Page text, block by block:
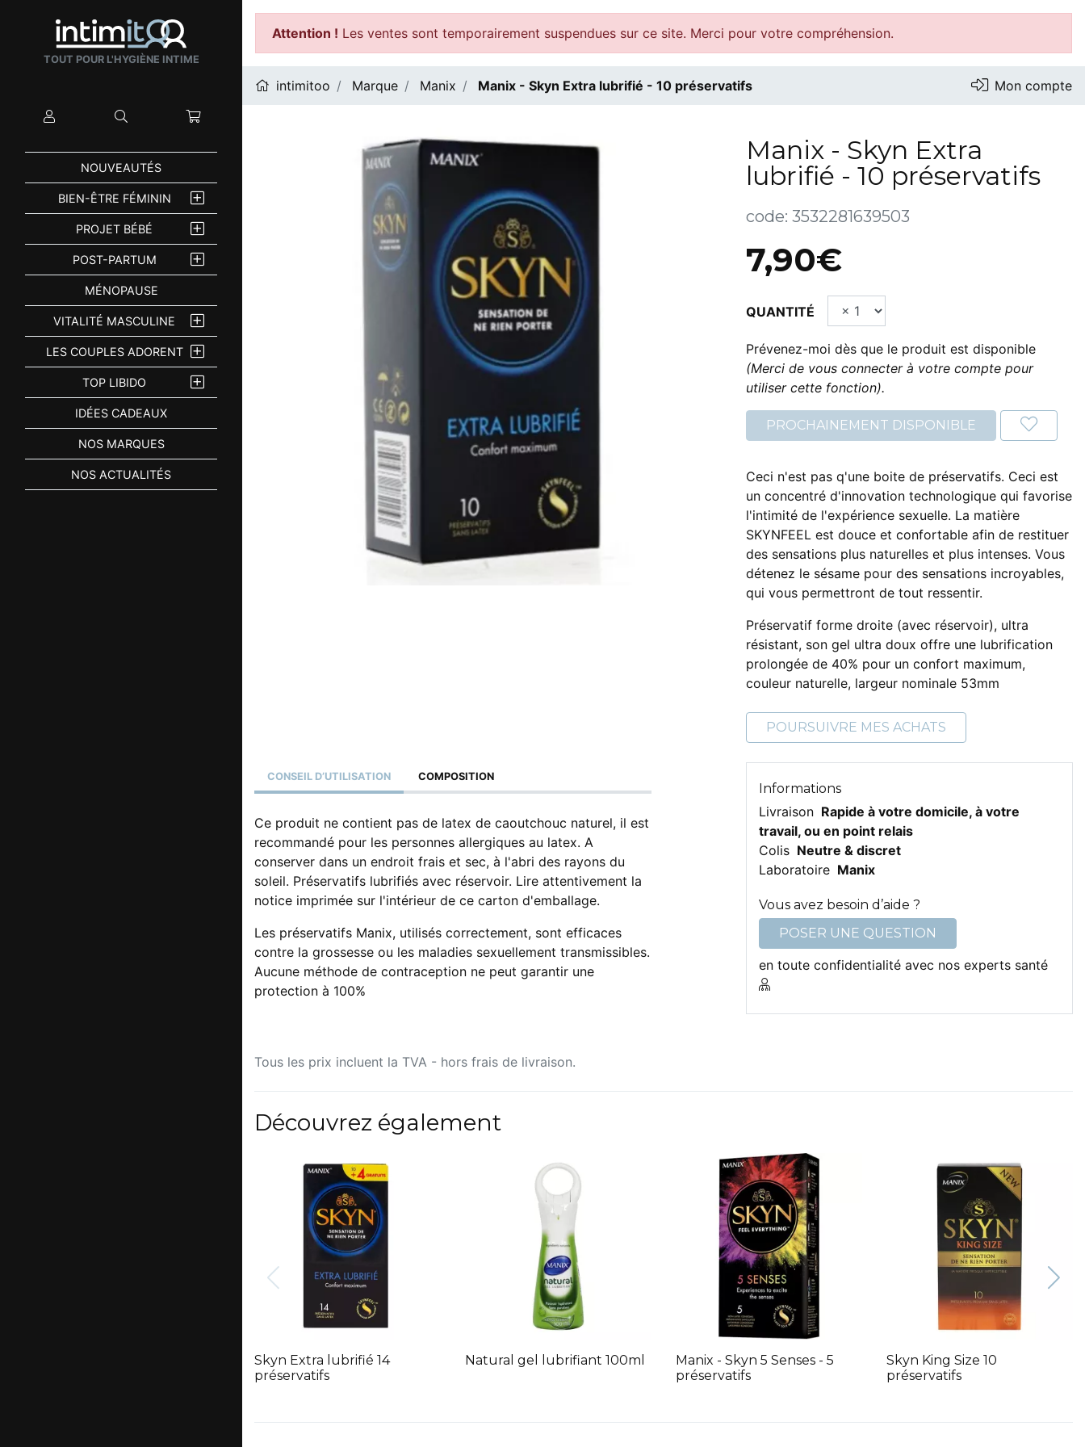
TOUT POUR L'HYGIÈNE INTIME
Mon compte Rechercher Mon panier
NOUVEAUTÉS
BIEN-ÊTRE FÉMININ
PROJET BÉBÉ
POST-PARTUM
MÉNOPAUSE
VITALITÉ MASCULINE
LES COUPLES ADORENT
TOP LIBIDO
IDÉES CADEAUX
NOS MARQUES
NOS ACTUALITÉS
Attention ! Les ventes sont temporairement suspendues sur ce site. Merci pour votre compréhension.
intimitoo Marque Manix Manix - Skyn Extra lubrifié - 10 préservatifs Mon compte
Manix - Skyn Extra
lubrifié - 10 préservatifs
code: 3532281639503
7,90€
QUANTITÉ
Prévenez-moi dès que le produit est disponible
(Merci de vous connecter à votre compte pour
utiliser cette fonction).
PROCHAINEMENT DISPONIBLE
Ceci n'est pas q'une boite de préservatifs. Ceci est
un concentré d'innovation technologique qui favorise
l'intimité de l'expérience sexuelle. La matière
SKYNFEEL est douce et confortable afin de restituer
des sensations plus naturelles et plus intenses. Vous
détenez le sésame pour des sensations incroyables,
qui vous permettront de tout ressentir.
Préservatif forme droite (avec réservoir), ultra
résistant, son gel ultra doux offre une lubrification
prolongée de 40% pour un confort maximum,
couleur naturelle, largeur nominale 53mm
POURSUIVRE MES ACHATS
CONSEIL D’UTILISATION COMPOSITION
Ce produit ne contient pas de latex de caoutchouc naturel, il est
recommandé pour les personnes allergiques au latex. A
conserver dans un endroit frais et sec, à l'abri des rayons du
soleil. Préservatifs lubrifiés avec réservoir. Lire attentivement la
notice imprimée sur l'intérieur de ce carton d'emballage.
Les préservatifs Manix, utilisés correctement, sont efficaces
contre la grossesse ou les maladies sexuellement transmissibles.
Aucune méthode de contraception ne peut garantir une
protection à 100%
Informations
Livraison Rapide à votre domicile, à votre
travail, ou en point relais
Colis Neutre & discret
Laboratoire Manix
Vous avez besoin d’aide ?
POSER UNE QUESTION
en toute confidentialité avec nos experts santé
Tous les prix incluent la TVA - hors frais de livraison.
Découvrez également
Skyn Extra lubrifié 14
préservatifs
Natural gel lubrifiant 100ml
Manix - Skyn 5 Senses - 5
préservatifs
Skyn King Size 10
préservatifs